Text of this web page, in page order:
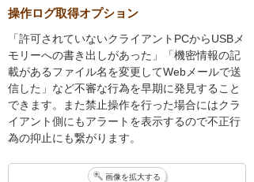
操作ログ取得オプション
「許可されていないクライアントPCからUSBメ
モリーへの書き出しがあった」「機密情報の記
載があるファイル名を変更してWebメールで送
信した」など不審な行為を早期に発見すること
できます。また禁止操作を行った場合にはクラ
イアント側にもアラートを表示するので不正行
為の抑止にも繋がります。
画像を拡大する